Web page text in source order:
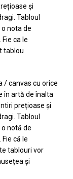
și
Tabloul
nota de
ca le
tablou
/ canvas cu orice
artă de înalta
prețioase și
Tabloul
notă de
că le
tablouri vor
și